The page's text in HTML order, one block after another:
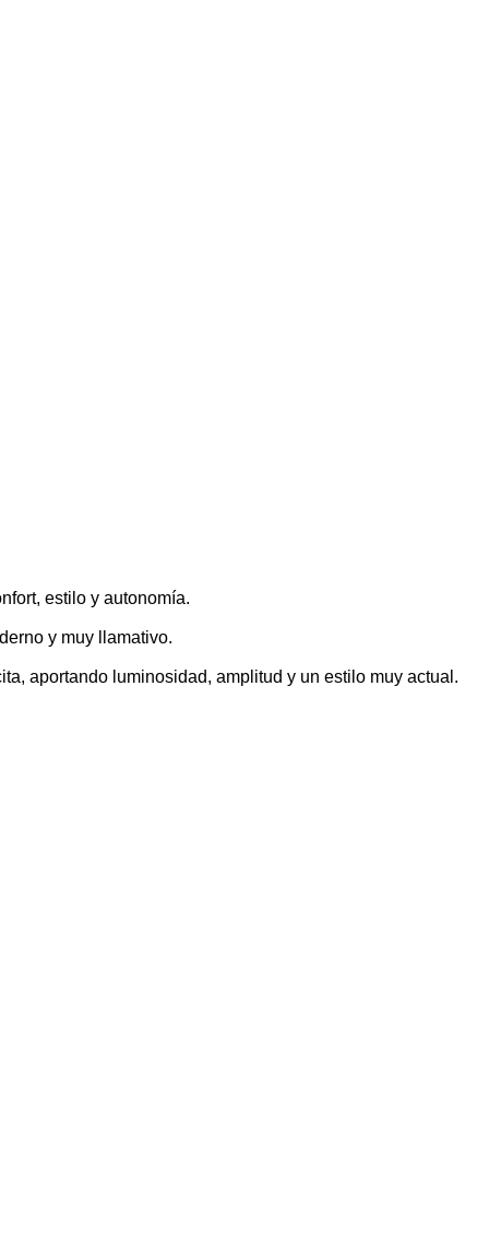
estilo y autonomía.
y muy llamativo.
aportando luminosidad, amplitud y un estilo muy actual.